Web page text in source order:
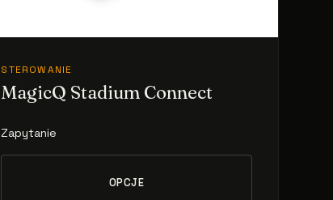
STEROWANIE
MagicQ Stadium Connect
Zapytanie
OPCJE